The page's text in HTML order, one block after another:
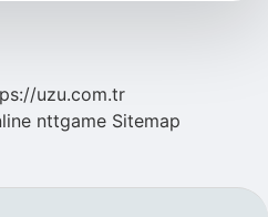
uzu.com.tr
nttgame Sitemap